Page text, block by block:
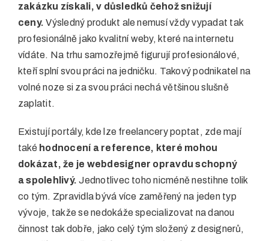
zakázku získali, v důsledků čehož snižují
ceny. Výsledný produkt ale nemusí vždy vypadat tak
profesionálně jako kvalitní weby, které na internetu
vídáte. Na trhu samozřejmě figurují profesionálové,
kteří splní svou práci na jedničku. Takový podnikatel na
volné noze si za svou práci nechá většinou slušně
zaplatit.
Existují portály, kde lze freelancery poptat, zde mají
také hodnocení a reference, které mohou
dokázat, že je webdesigner opravdu schopný
a spolehlivý. Jednotlivec toho nicméně nestihne tolik
co tým. Zpravidla bývá více zaměřený na jeden typ
vývoje, takže se nedokáže specializovat na danou
činnost tak dobře, jako celý tým složený z designerů,